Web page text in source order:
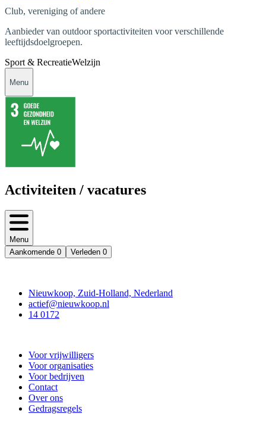
Club, vereniging of andere
Aanbieder van outdoor sportactiviteiten voor verschillende
leeftijdsdoelgroepen.
Sport & RecreatieWelzijn
Menu
Activiteiten / vacatures
Menu
Aankomende 0 Verleden 0
Nieuwkoop, Zuid-Holland, Nederland
actief@nieuwkoop.nl
14 0172
Voor vrijwilligers
Voor organisaties
Voor bedrijven
Contact
Over ons
Gedragsregels